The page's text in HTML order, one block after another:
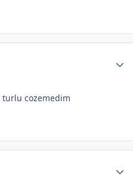
turlu cozemedim